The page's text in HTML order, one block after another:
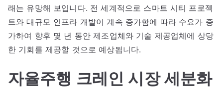
래는 유망해 보입니다. 전 세계적으로 스마트 시티 프로젝
트와 대규모 인프라 개발이 계속 증가함에 따라 수요가 증
가하여 향후 몇 년 동안 제조업체와 기술 제공업체에 상당
한 기회를 제공할 것으로 예상됩니다.
자율주행 크레인 시장 세분화